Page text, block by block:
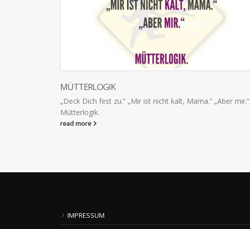
MÜTTERLOGIK
„Deck Dich fest zu.“ „Mir ist nicht kalt, Mama.“ „Aber mir.“
Mütterlogik.
read more
IMPRESSUM